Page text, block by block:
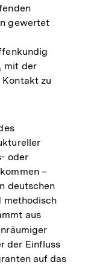
gewertet
mit der
Kontakt zu
oder
–
deutschen
methodisch
aus
der Einfluss
auf das